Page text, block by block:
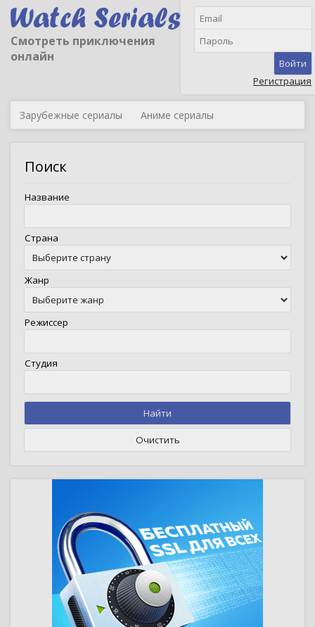
Смотреть приключения
онлайн
Войти
Регистрация
Зарубежные сериалы Аниме сериалы
Поиск
Название
Страна
Жанр
Режиссер
Студия
Найти
Очистить